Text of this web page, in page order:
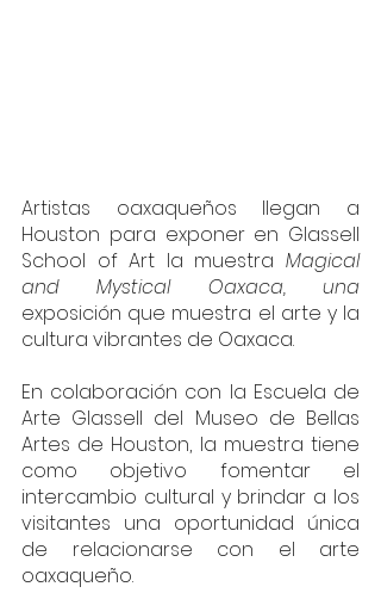
Artistas oaxaqueños llegan a
Houston para exponer en Glassell
School of Art la muestra Magical
exposición que muestra el arte y la
cultura vibrantes de Oaxaca.
En colaboración con la Escuela de
Arte Glassell del Museo de Bellas
Artes de Houston, la muestra tiene
como objetivo fomentar el
intercambio cultural y brindar a los
visitantes una oportunidad única
de relacionarse con el arte
oaxaqueño.